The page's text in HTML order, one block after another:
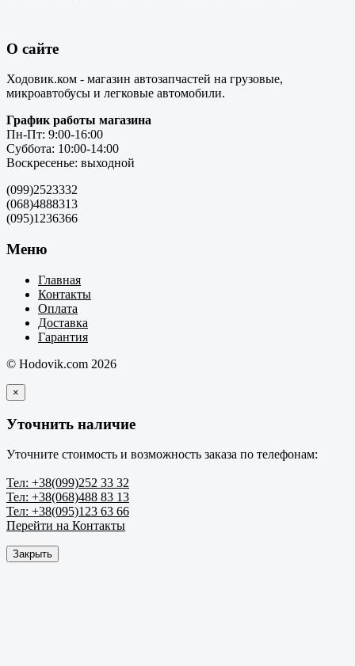
О сайте
Ходовик.ком - магазин автозапчастей на грузовые,
микроавтобусы и легковые автомобили.
График работы магазина
Пн-Пт: 9:00-16:00
Суббота: 10:00-14:00
Воскресенье: выходной
(099)2523332
(068)4888313
(095)1236366
Меню
Главная
Контакты
Оплата
Доставка
Гарантия
© Hodovik.com 2026
×
Уточнить наличие
Уточните стоимость и возможность заказа по телефонам:
Тел: +38(099)252 33 32
Тел: +38(068)488 83 13
Тел: +38(095)123 63 66
Перейти на Контакты
Закрыть